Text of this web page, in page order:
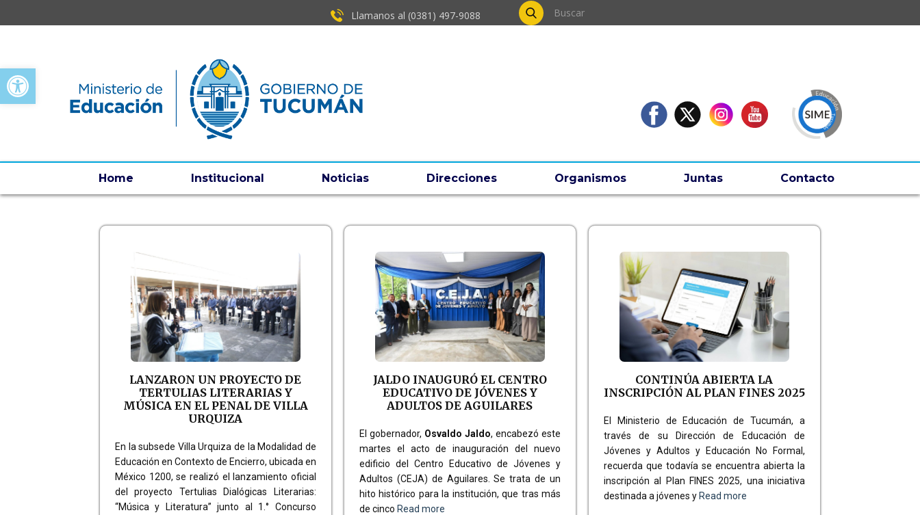
Open toolbar
Llamanos al (0381) ​497-9088
Home Institucional Noticias Direcciones Organismos Juntas Contacto
LANZARON UN PROYECTO DE
TERTULIAS LITERARIAS Y
MÚSICA EN EL PENAL DE VILLA
URQUIZA
En la subsede Villa Urquiza de la Modalidad de
Educación en Contexto de Encierro, ubicada en
México 1200, se realizó el lanzamiento oficial
del proyecto Tertulias Dialógicas Literarias:
“Música y Literatura” junto al 1.° Concurso
JALDO INAUGURÓ EL CENTRO
EDUCATIVO DE JÓVENES Y
ADULTOS DE AGUILARES
El gobernador, Osvaldo Jaldo, encabezó este
martes el acto de inauguración del nuevo
edificio del Centro Educativo de Jóvenes y
Adultos (CEJA) de Aguilares. Se trata de un
hito histórico para la institución, que tras más
de cinco Read more
CONTINÚA ABIERTA LA
INSCRIPCIÓN AL PLAN FINES 2025
El Ministerio de Educación de Tucumán, a
través de su Dirección de Educación de
Jóvenes y Adultos y Educación No Formal,
recuerda que todavía se encuentra abierta la
inscripción al Plan FINES 2025, una iniciativa
destinada a jóvenes y Read more